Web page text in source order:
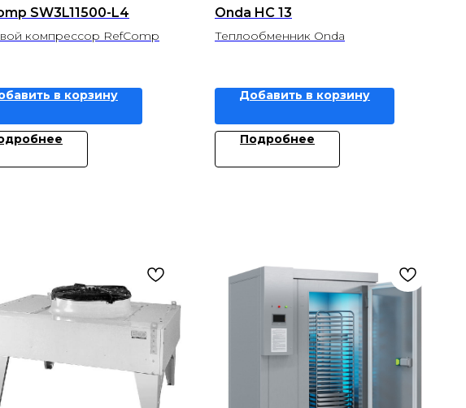
SW3L11500-L4
компрессор RefComp
в корзину
Onda HC 13
Теплообменник Onda
Добавить в корзину
Подробнее